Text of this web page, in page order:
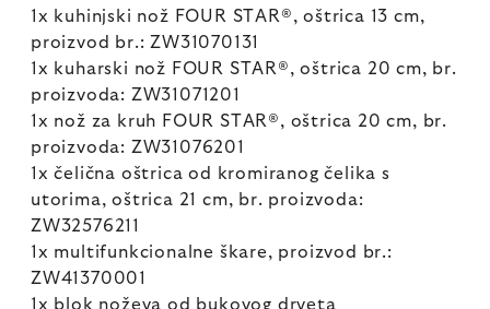
1x kuhinjski nož FOUR STAR®, oštrica 13 cm,
proizvod br.: ZW31070131
1x kuharski nož FOUR STAR®, oštrica 20 cm, br.
proizvoda: ZW31071201
1x nož za kruh FOUR STAR®, oštrica 20 cm, br.
proizvoda: ZW31076201
1x čelična oštrica od kromiranog čelika s
utorima, oštrica 21 cm, br. proizvoda:
ZW32576211
1x multifunkcionalne škare, proizvod br.:
ZW41370001
1x blok noževa od bukovog drveta